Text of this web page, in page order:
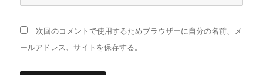
次回のコメントで使用するためブラウザーに自分の名前、メ
ールアドレス、サイトを保存する。